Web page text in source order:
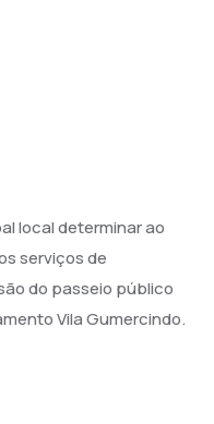
local determinar ao
serviços de
do passeio público
Vila Gumercindo.